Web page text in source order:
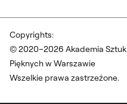
Copyrights:
© 2020–2026 Akademia Sztuk
Pięknych w Warszawie
Wszelkie prawa zastrzeżone.